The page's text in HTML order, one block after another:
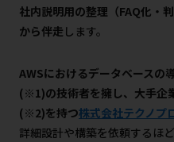
社内説明用の整理（FAQ化・
から伴走 します。
AWSにおけるデータベースの導
(※1)の技術者を擁し、大手企
(※2)を持つ株式会社テクノプ
詳細設計や構築を依頼するほ